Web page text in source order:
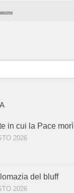
in cui la Pace morì
2026
del bluff
2026